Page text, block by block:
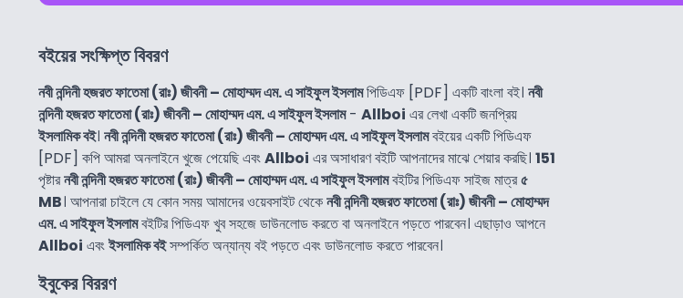
বইয়ের সংক্ষিপ্ত বিবরণ
নবী নন্দিনী হজরত ফাতেমা (রাঃ) জীবনী – মোহাম্মদ এম. এ সাইফুল ইসলামপিডিএফ [PDF] একটি বাংলা বই। নবী
নন্দিনী হজরত ফাতেমা (রাঃ) জীবনী – মোহাম্মদ এম. এ সাইফুল ইসলাম- Allboi এর লেখা একটি জনপ্রিয়
ইসলামিক বই। নবী নন্দিনী হজরত ফাতেমা (রাঃ) জীবনী – মোহাম্মদ এম. এ সাইফুল ইসলামবইয়ের একটি পিডিএফ
[PDF] কপি আমরা অনলাইনে খুজে পেয়েছি এবংAllboi এর অসাধারণ বইটি আপনাদের মাঝে শেয়ার করছি। 151
পৃষ্টারনবী নন্দিনী হজরত ফাতেমা (রাঃ) জীবনী – মোহাম্মদ এম. এ সাইফুল ইসলামবইটির পিডিএফ সাইজ মাত্র৫
MB। আপনারা চাইলে যে কোন সময় আমাদের ওয়েবসাইট থেকেনবী নন্দিনী হজরত ফাতেমা (রাঃ) জীবনী – মোহাম্মদ
এম. এ সাইফুল ইসলামবইটির পিডিএফ খুব সহজে ডাউনলোড করতে বা অনলাইনে পড়তে পারবেন। এছাড়াও আপনে
Allboi এবংইসলামিক বইসম্পর্কিত অন্যান্য বই পড়তে এবং ডাউনলোড করতে পারবেন।
ইবুকের বিররণ